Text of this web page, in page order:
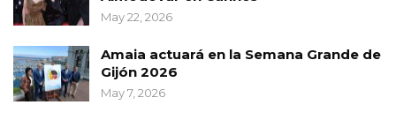
May 22, 2026
Amaia actuará en la Semana Grande de
Gijón 2026
May 7, 2026